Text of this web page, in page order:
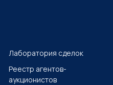
Лаборатория сделок
Реестр агентов-
аукционистов